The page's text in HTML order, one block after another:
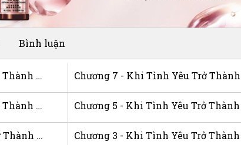
Bình luận
Chương 8 - Khi Tình Yêu Trở Thành Nỗi Đau
Chương 6 - Khi Tình Yêu Trở Thành Nỗi Đau
Chương 4 - Khi Tình Yêu Trở Thành Nỗi Đau